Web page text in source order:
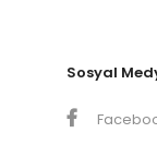
Sosyal